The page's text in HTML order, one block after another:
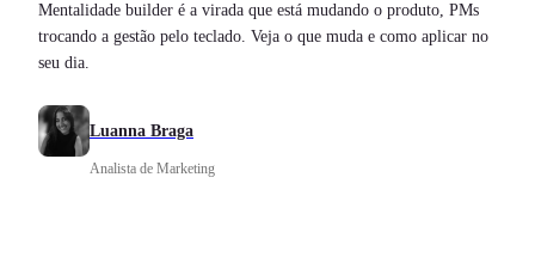
Mentalidade builder é a virada que está mudando o produto, PMs
trocando a gestão pelo teclado. Veja o que muda e como aplicar no
seu dia.
Luanna Braga
Analista de Marketing